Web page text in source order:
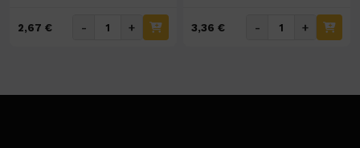
2,67 € - + 3,36 € - +